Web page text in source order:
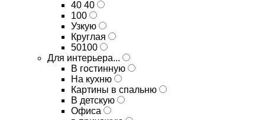
40 40
100
Узкую
Круглая
50100
Для интерьера...
В гостинную
На кухню
Картины в спальню
В детскую
Офиса